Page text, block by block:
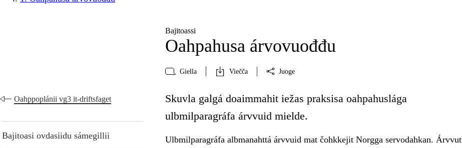
Bajitoassi
Oahpahusa árvovuođđu
Giella Viečča Juoge
Oahppoplánii vg3 it-driftsfaget
Bajitoasi ovdasiidu sámegillii
Skuvla galgá doaimmahit iežas praksisa oahpahuslága
ulbmilparagráfa árvvuid mielde.
Ulbmilparagráfa albmanahttá árvvuid mat čohkkejit Norgga servodahkan. Árvvut